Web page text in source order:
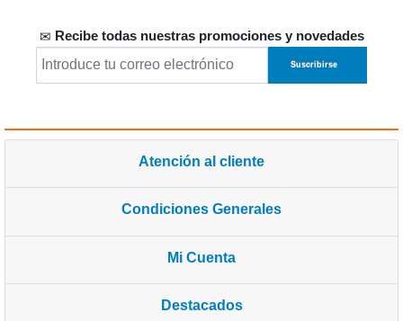
Recibe todas nuestras promociones y novedades
Atención al cliente
Condiciones Generales
Mi Cuenta
Destacados